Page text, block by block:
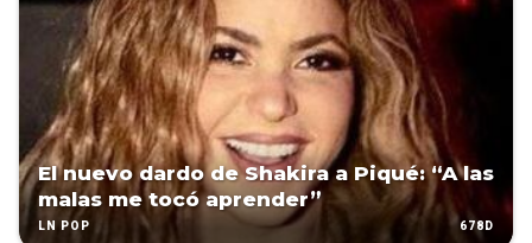
El nuevo dardo de Shakira a Piqué: “A las
malas me tocó aprender”
LN POP 678D